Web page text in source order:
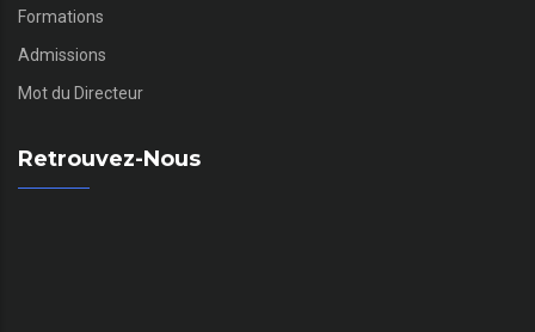
Formations
Admissions
Mot du Directeur
Retrouvez-Nous